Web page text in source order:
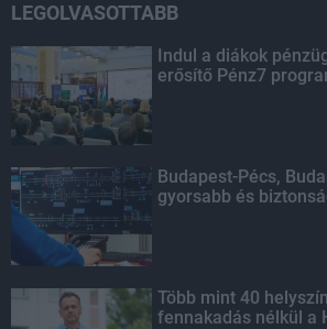
LEGOLVASOTTABB
Indul a diákok
erősítő Pénz7
Budapest-Pécs,
gyorsabb és
Több mint 40
fennakadás nélkül a